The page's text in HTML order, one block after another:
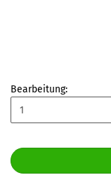
Bearbeitung: